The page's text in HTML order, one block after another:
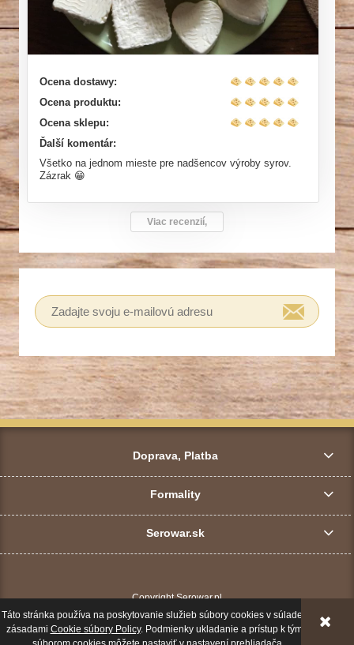
Táto stránka používa na poskytovanie služieb súbory cookies v súlade so
zásadami Cookie súbory Policy. Podmienky ukladanie a prístup k týmto
Ocena dostawy:
Ocena produktu:
Ocena sklepu:
Ďalší komentár:
Všetko na jednom mieste pre nadšencov výroby syrov.
Zázrak 😁
Viac recenzií,
Doprava, Platba
Formality
Serowar.sk
Copyright Serowar.pl
ZOBRAZIŤ PLNÚ VERZIU STRÁNKY